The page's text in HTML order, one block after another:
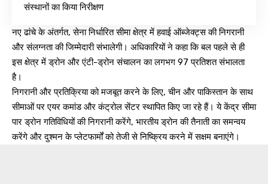
संस्थानों का किया निरीक्षण
नए ढांचे के अंतर्गत, सेना निर्धारित सीमा क्षेत्र में हवाई ऑब्जेक्ट्स की निगरानी
और संलग्नता की जिम्मेदारी संभालेगी। अधिकारियों ने कहा कि बल पहले से ही
इस क्षेत्र में ड्रोन और एंटी-ड्रोन संचालन का लगभग 97 प्रतिशत संभालता
है।
निगरानी और प्रतिक्रिया को मजबूत करने के लिए, चीन और पाकिस्तान के साथ
सीमाओं पर एयर कमांड और कंट्रोल सेंटर स्थापित किए जा रहे हैं। ये केंद्र सीमा
पार ड्रोन गतिविधियों की निगरानी करेंगे, भारतीय ड्रोन की तैनाती का समन्वय
करेंगे और दुश्मन के प्लेटफार्मों को तेजी से निष्क्रिय करने में सक्षम बनाएंगे।